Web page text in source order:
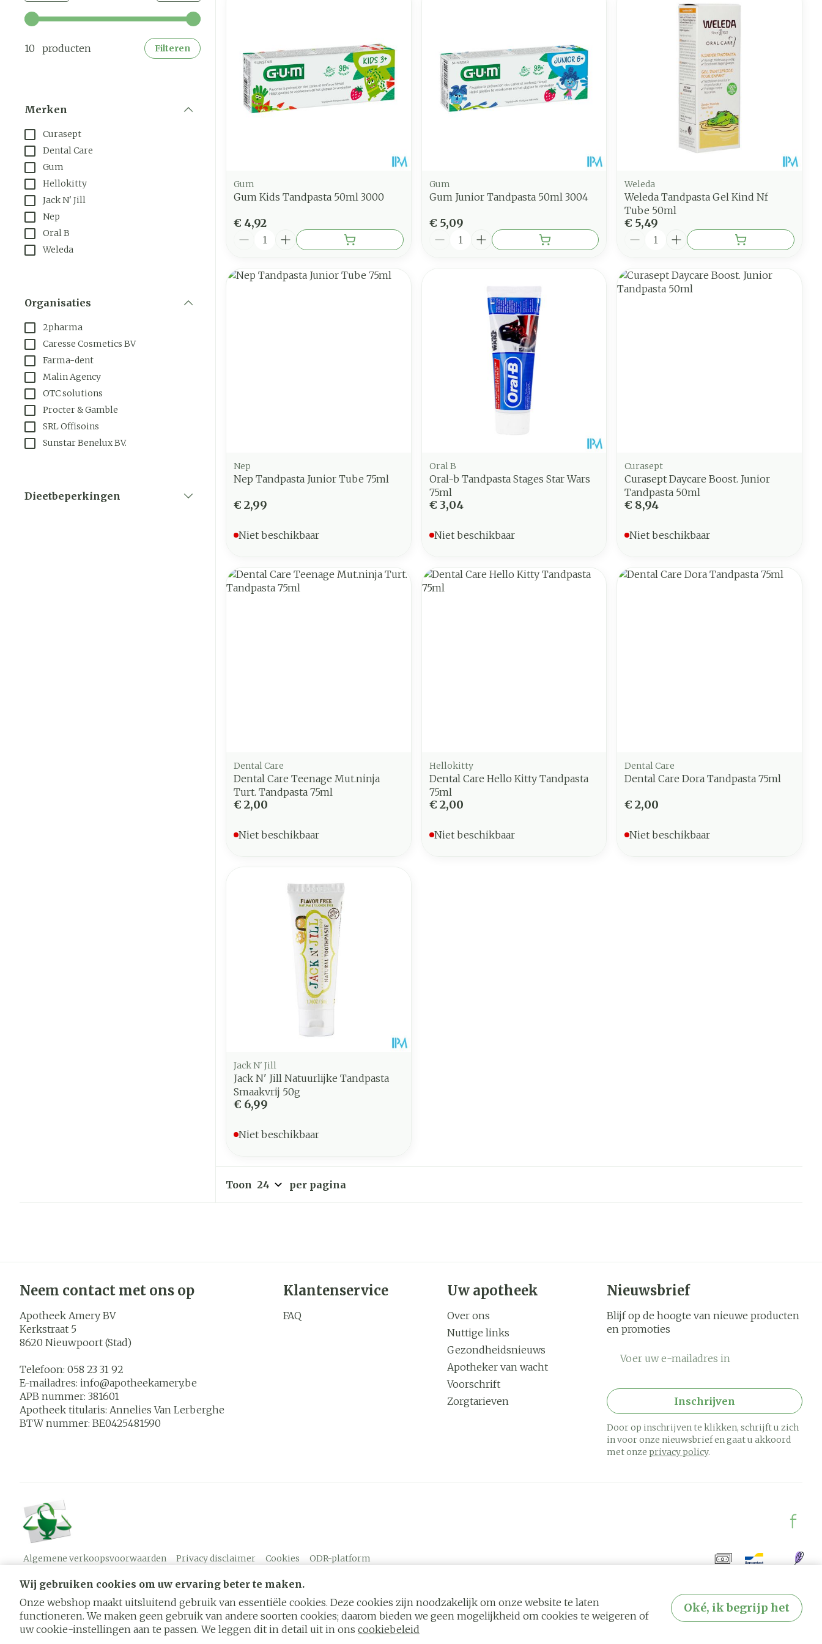
Wij gebruiken cookies om uw ervaring beter te maken.
Onze webshop maakt uitsluitend gebruik van essentiële cookies. Deze cookies zijn noodzakelijk om onze website te laten
functioneren. We maken geen gebruik van andere soorten cookies; daarom bieden we geen mogelijkheid om cookies te weigeren of
uw cookie-instellingen aan te passen. We leggen dit in detail uit in ons cookiebeleid
Oké, ik begrijp het
Gebruik de pijltjestoetsen links en rechts om de minimale en maximale prijswaarden aan te passen.
10 producten Filteren
Merken
Curasept
Dental Care
Gum
Hellokitty
Jack N' Jill
Nep
Oral B
Weleda
Organisaties
2pharma
Caresse Cosmetics BV
Farma-dent
Malin Agency
OTC solutions
Procter & Gamble
SRL Offisoins
Sunstar Benelux BV.
Dieetbeperkingen
Gum
Gum Kids Tandpasta 50ml 3000
€ 4,92
Aantal
Gum
Gum Junior Tandpasta 50ml 3004
€ 5,09
Aantal
Weleda
Weleda Tandpasta Gel Kind Nf
Tube 50ml
€ 5,49
Aantal
Nep
Nep Tandpasta Junior Tube 75ml
€ 2,99
Niet beschikbaar
Oral B
Oral-b Tandpasta Stages Star Wars
75ml
€ 3,04
Niet beschikbaar
Curasept
Curasept Daycare Boost. Junior
Tandpasta 50ml
€ 8,94
Niet beschikbaar
Dental Care
Dental Care Teenage Mut.ninja
Turt. Tandpasta 75ml
€ 2,00
Niet beschikbaar
Hellokitty
Dental Care Hello Kitty Tandpasta
75ml
€ 2,00
Niet beschikbaar
Dental Care
Dental Care Dora Tandpasta 75ml
€ 2,00
Niet beschikbaar
Jack N' Jill
Jack N' Jill Natuurlijke Tandpasta
Smaakvrij 50g
€ 6,99
Niet beschikbaar
Toon per pagina
Neem contact met ons op
Apotheek Amery BV
Kerkstraat 5
8620 Nieuwpoort (Stad)
Telefoon: 058 23 31 92
E-mailadres: info@apotheekamery.be
APB nummer: 381601
Apotheek titularis: Annelies Van Lerberghe
BTW nummer: BE0425481590
Klantenservice
FAQ
Uw apotheek
Over ons
Nuttige links
Gezondheidsnieuws
Apotheker van wacht
Voorschrift
Zorgtarieven
Nieuwsbrief
Blijf op de hoogte van nieuwe producten
en promoties
Inschrijven
Door op inschrijven te klikken, schrijft u zich
in voor onze nieuwsbrief en gaat u akkoord
met onze privacy policy.
Algemene verkoopsvoorwaarden Privacy disclaimer Cookies ODR-platform